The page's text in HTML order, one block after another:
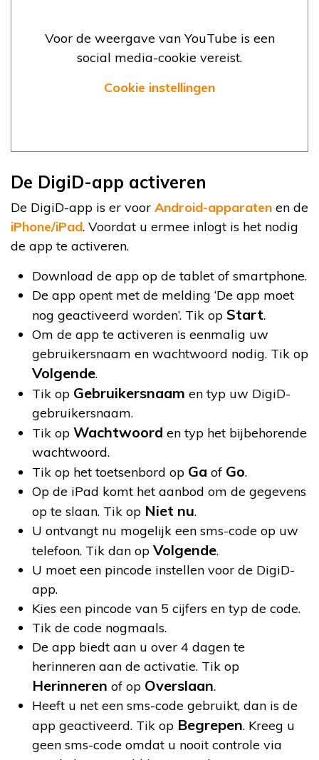
Voor de weergave van YouTube is een
social media-cookie vereist.
Cookie instellingen
De DigiD-app activeren
De DigiD-app is er voor Android-apparaten en de
iPhone/iPad. Voordat u ermee inlogt is het nodig
de app te activeren.
Download de app op de tablet of smartphone.
De app opent met de melding ‘De app moet
nog geactiveerd worden’. Tik op Start.
Om de app te activeren is eenmalig uw
gebruikersnaam en wachtwoord nodig. Tik op
Volgende.
Tik op Gebruikersnaam en typ uw DigiD-
gebruikersnaam.
Tik op Wachtwoord en typ het bijbehorende
wachtwoord.
Tik op het toetsenbord op Ga of Go.
Op de iPad komt het aanbod om de gegevens
op te slaan. Tik op Niet nu.
U ontvangt nu mogelijk een sms-code op uw
telefoon. Tik dan op Volgende.
U moet een pincode instellen voor de DigiD-
app.
Kies een pincode van 5 cijfers en typ de code.
Tik de code nogmaals.
De app biedt aan u over 4 dagen te
herinneren aan de activatie. Tik op
Herinneren of op Overslaan.
Heeft u net een sms-code gebruikt, dan is de
app geactiveerd. Tik op Begrepen. Kreeg u
geen sms-code omdat u nooit controle via